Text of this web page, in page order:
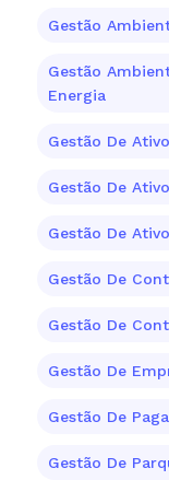
Gestão
Gestão
Energia
Gestão De
Gestão De
Gestão De
Gestão De
Gestão De
Gestão De
Gestão De
Gestão De